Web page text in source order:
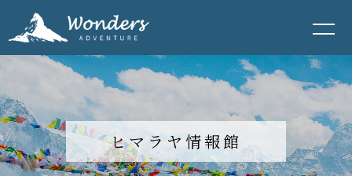
ヒマラヤ情報館